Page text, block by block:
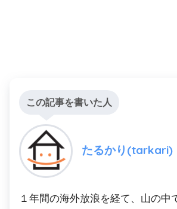
この記事を書いた人
たるかり(tarkari)
１年間の海外放浪を経て、山の中